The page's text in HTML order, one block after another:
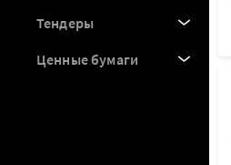
Тендеры
Ценные бумаги